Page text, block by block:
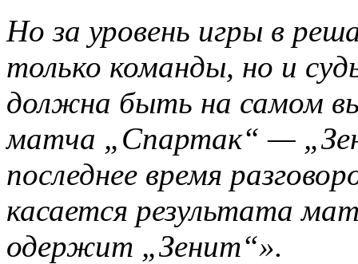
Но за уровень игры в
только команды, но и
должна быть на самом
матча „Спартак“ —
последнее время
касается результата
одержит „Зенит“».